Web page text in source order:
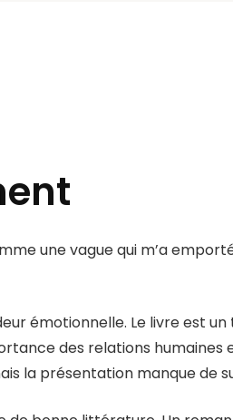
une vague qui m’a
émotionnelle. Le livre est
des relations humaines et
la présentation manque de